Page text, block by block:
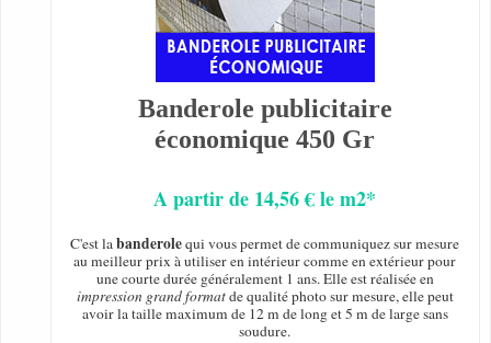
Banderole publicitaire
économique 450 Gr
A partir de 14,56 € le m2*
C'est labanderolequi vous permet de communiquez sur mesure
au meilleur prix à utiliser en intérieur comme en extérieur pour
une courte durée généralement 1 ans. Elle est réalisée en
impression grand formatde qualité photo sur mesure, elle peut
avoir la taille maximum de 12 m de long et 5 m de large sans
soudure.